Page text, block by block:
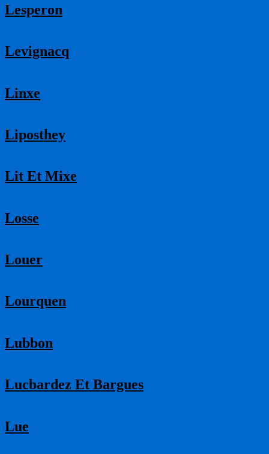
Lesperon
Levignacq
Linxe
Liposthey
Lit Et Mixe
Losse
Louer
Lourquen
Lubbon
Lucbardez Et Bargues
Lue